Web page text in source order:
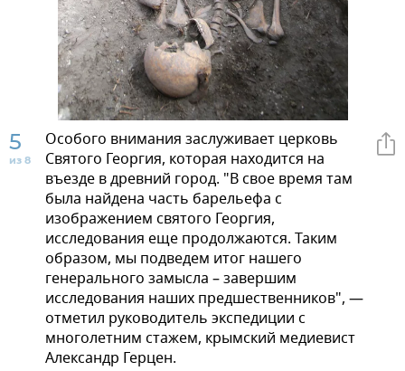
5
из 8
Особого внимания заслуживает церковь
Святого Георгия, которая находится на
въезде в древний город. "В свое время там
была найдена часть барельефа с
изображением святого Георгия,
исследования еще продолжаются. Таким
образом, мы подведем итог нашего
генерального замысла – завершим
исследования наших предшественников", —
отметил руководитель экспедиции с
многолетним стажем, крымский медиевист
Александр Герцен.